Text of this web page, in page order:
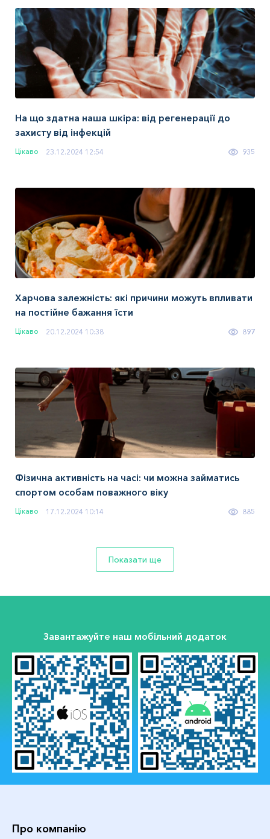
На що здатна наша шкіра: від регенерації до
захисту від інфекцій
Цікаво 23.12.2024 12:54 935
Харчова залежність: які причини можуть впливати
на постійне бажання їсти
Цікаво 20.12.2024 10:38 897
Фізична активність на часі: чи можна займатись
спортом особам поважного віку
Цікаво 17.12.2024 10:14 885
Показати ще
Завантажуйте наш мобільний додаток
Про компанію